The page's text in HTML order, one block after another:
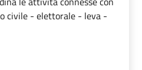
civile - elettorale - leva -